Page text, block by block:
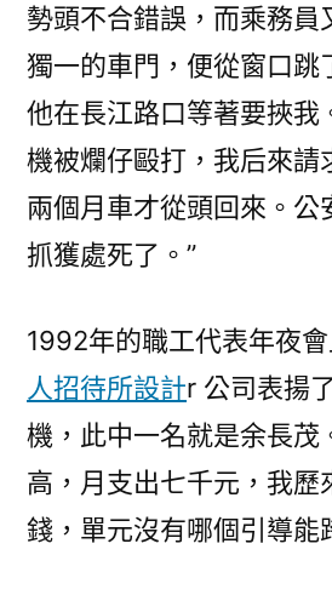
勢頭不合錯誤，而乘務員
獨一的車門，便從窗口跳
他在長江路口等著要挾我
機被爛仔毆打，我后來請
兩個月車才從頭回來。公
抓獲處死了。”
1992年的職工代表年夜
人招待所設計r 公司表揚
機，此中一名就是余長茂
高，月支出七千元，我歷
錢，單元沒有哪個引導能